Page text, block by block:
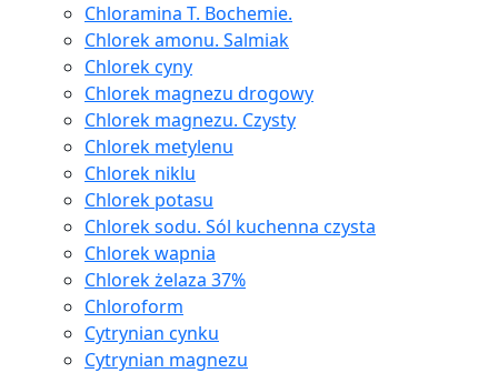
Chloramina T. Bochemie.
Chlorek amonu. Salmiak
Chlorek cyny
Chlorek magnezu drogowy
Chlorek magnezu. Czysty
Chlorek metylenu
Chlorek niklu
Chlorek potasu
Chlorek sodu. Sól kuchenna czysta
Chlorek wapnia
Chlorek żelaza 37%
Chloroform
Cytrynian cynku
Cytrynian magnezu